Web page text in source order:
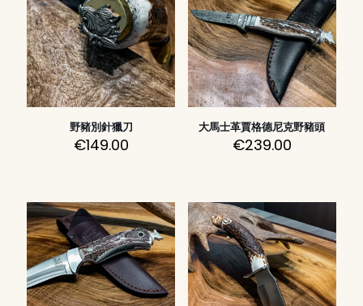
野豬別針獵刀
€149.00
大馬士革賈格德尼克野豬頭
€239.00